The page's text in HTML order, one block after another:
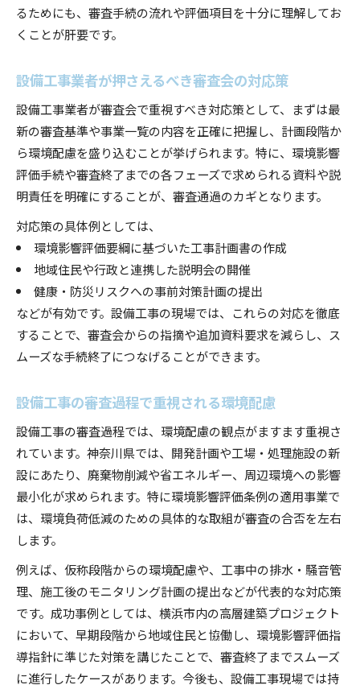
るためにも、審査手続の流れや評価項目を十分に理解してお
くことが肝要です。
設備工事業者が押さえるべき審査会の対応策
設備工事業者が審査会で重視すべき対応策として、まずは最
新の審査基準や事業一覧の内容を正確に把握し、計画段階か
ら環境配慮を盛り込むことが挙げられます。特に、環境影響
評価手続や審査終了までの各フェーズで求められる資料や説
明責任を明確にすることが、審査通過のカギとなります。
対応策の具体例としては、
環境影響評価要綱に基づいた工事計画書の作成
地域住民や行政と連携した説明会の開催
健康・防災リスクへの事前対策計画の提出
などが有効です。設備工事の現場では、これらの対応を徹底
することで、審査会からの指摘や追加資料要求を減らし、ス
ムーズな手続終了につなげることができます。
設備工事の審査過程で重視される環境配慮
設備工事の審査過程では、環境配慮の観点がますます重視さ
れています。神奈川県では、開発計画や工場・処理施設の新
設にあたり、廃棄物削減や省エネルギー、周辺環境への影響
最小化が求められます。特に環境影響評価条例の適用事業で
は、環境負荷低減のための具体的な取組が審査の合否を左右
します。
例えば、仮称段階からの環境配慮や、工事中の排水・騒音管
理、施工後のモニタリング計画の提出などが代表的な対応策
です。成功事例としては、横浜市内の高層建築プロジェクト
において、早期段階から地域住民と協働し、環境影響評価指
導指針に準じた対策を講じたことで、審査終了までスムーズ
に進行したケースがあります。今後も、設備工事現場では持